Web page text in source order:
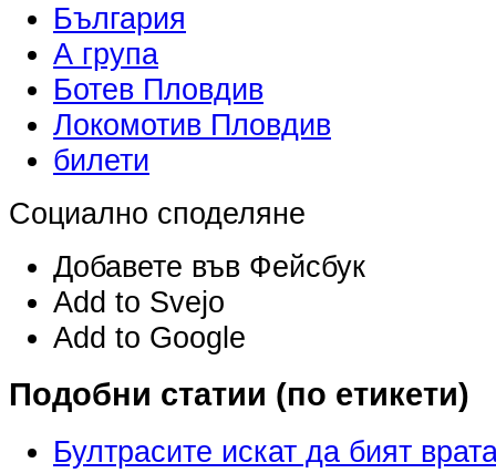
България
А група
Ботев Пловдив
Локомотив Пловдив
билети
Социално споделяне
Добавете във Фейсбук
Add to Svejo
Add to Google
Подобни статии (по етикети)
Бултрасите искат да бият